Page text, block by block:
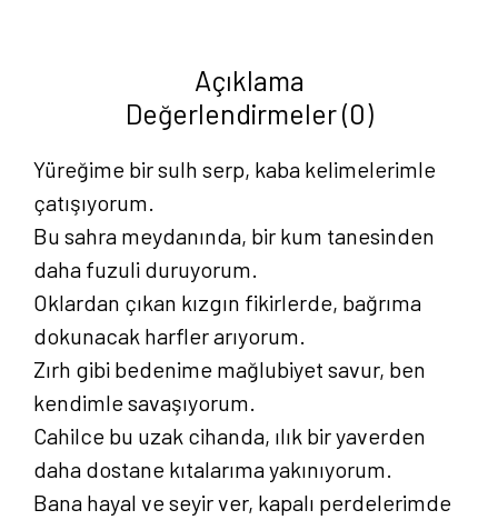
Açıklama
Değerlendirmeler (0)
Yüreğime bir sulh serp, kaba kelimelerimle
çatışıyorum.
Bu sahra meydanında, bir kum tanesinden
daha fuzuli duruyorum.
Oklardan çıkan kızgın fikirlerde, bağrıma
dokunacak harfler arıyorum.
Zırh gibi bedenime mağlubiyet savur, ben
kendimle savaşıyorum.
Cahilce bu uzak cihanda, ılık bir yaverden
daha dostane kıtalarıma yakınıyorum.
Bana hayal ve seyir ver, kapalı perdelerimde